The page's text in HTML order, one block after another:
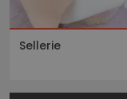
Sellerie